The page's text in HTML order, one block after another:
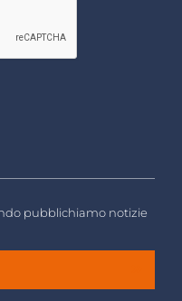
pubblichiamo notizie